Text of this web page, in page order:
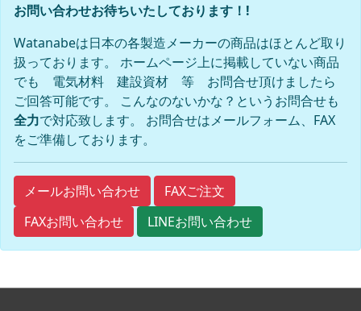
お問い合わせお待ちいたしております！!
Watanabeは日本の各製造メーカーの商品はほとんど取り
扱っております。 ホームページ上に掲載していない商品
でも 電気材料 建設資材 等 お問合せ頂けましたら
ご回答可能です。 こんなのないかな？というお問合せも
全力で対応致します。 お問合せはメールフォーム、FAX
をご準備しております。
メールお問い合わせ
FAXご注文
FAXお問い合わせ
LINEお問い合わせ